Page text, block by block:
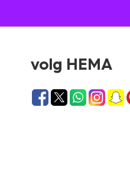
volg HEMA